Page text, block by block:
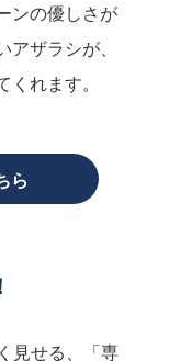
ンの優しさが
ザラシが、
れます。
ら
見せる、「専